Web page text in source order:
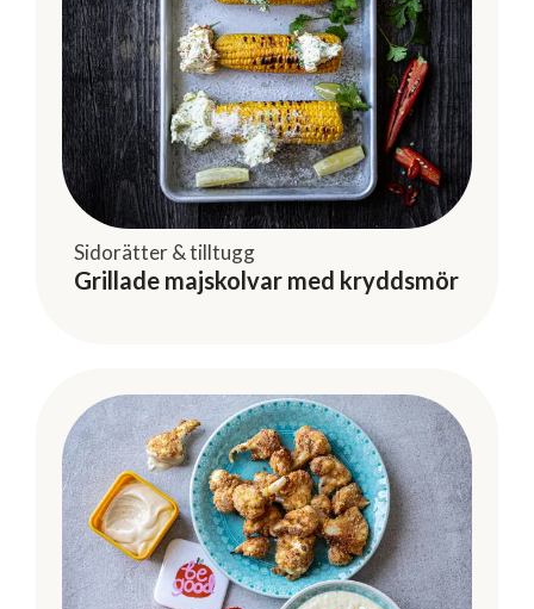
Sidorätter & tilltugg
Grillade majskolvar med kryddsmör